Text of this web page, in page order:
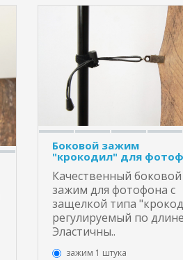
Боковой зажим
"крокодил" для
Качественный боковой
зажим для фотофона с
защелкой типа
регулируемый по
Эластичны..
зажим 1 штука